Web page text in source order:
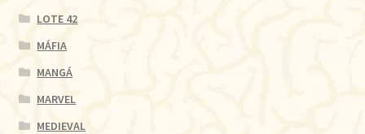
LOTE 42
MÁFIA
MANGÁ
MARVEL
MEDIEVAL